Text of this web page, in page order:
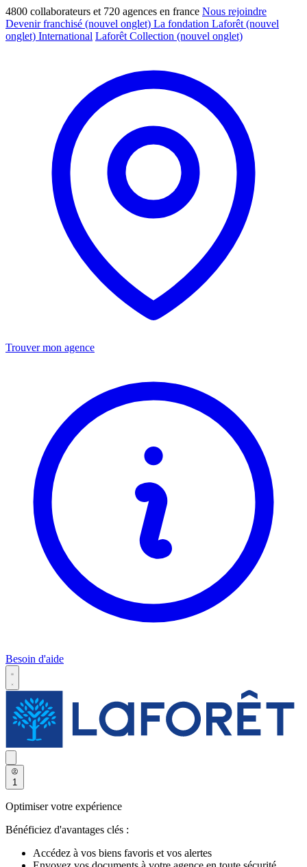
4800 collaborateurs et 720 agences en france Nous rejoindre
Devenir franchisé (nouvel onglet) La fondation Laforêt (nouvel
onglet) International Laforêt Collection (nouvel onglet)
Trouver mon agence
Besoin d'aide
1
Optimiser votre expérience
Bénéficiez d'avantages clés :
Accédez à vos biens favoris et vos alertes